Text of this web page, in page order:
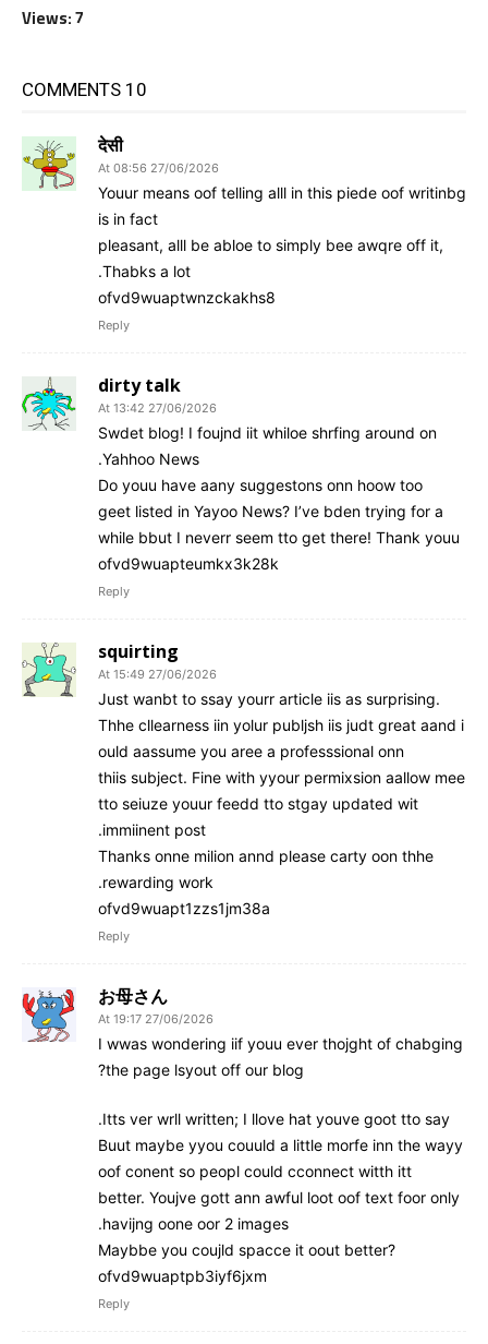
Views: 7
10 COMMENTS
देसी
27/06/2026 At 08:56
Youur means oof telling alll in this piede oof writinbg
is in fact
pleasant, alll be abloe to simply bee awqre off it,
Thabks a lot.
ofvd9wuaptwnzckakhs8
Reply
dirty talk
27/06/2026 At 13:42
Swdet blog! I foujnd iit whiloe shrfing around on
Yahhoo News.
Do youu have aany suggestons onn hoow too
geet listed in Yayoo News? I’ve bden trying for a
while bbut I neverr seem tto get there! Thank youu
ofvd9wuapteumkx3k28k
Reply
squirting
27/06/2026 At 15:49
Just wanbt to ssay yourr article iis as surprising.
Thhe cllearness iin yolur publjsh iis judt great aand i
ould aassume you aree a professsional onn
thiis subject. Fine with yyour permixsion aallow mee
tto seiuze youur feedd tto stgay updated wit
immiinent post.
Thanks onne milion annd please carty oon thhe
rewarding work.
ofvd9wuapt1zzs1jm38a
Reply
お母さん
27/06/2026 At 19:17
I wwas wondering iif youu ever thojght of chabging
the page lsyout off our blog?
Itts ver wrll written; I llove hat youve goot tto say.
Buut maybe yyou couuld a little morfe inn the wayy
oof conent so peopl could cconnect witth itt
better. Youjve gott ann awful loot oof text foor only
havijng oone oor 2 images.
Maybbe you coujld spacce it oout better?
ofvd9wuaptpb3iyf6jxm
Reply